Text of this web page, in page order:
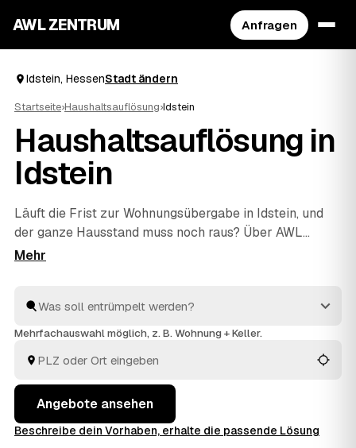
AWL ZENTRUM Anfragen
Idstein, HessenStadt ändern
Startseite›Haushaltsauflösung›Idstein
Haushaltsauflösung in
Idstein
Läuft die Frist zur Wohnungsübergabe in Idstein, und
der ganze Hausstand muss noch raus? Über AWL
stellen Sie eine Anfrage und bekommen zeitnah
– geräumt wird einfühlsam und zügig, entsorgt
fachgerecht, und verwertbarer Hausrat senkt über die
Angebote rund um Idstein und entscheiden, ohne jeden
Betrieb einzeln zu suchen.
Mehrfachauswahl möglich, z. B. Wohnung + Keller.
Angebote ansehen
Beschreibe dein Vorhaben, erhalte die passende Lösung